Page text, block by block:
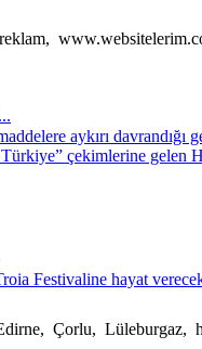
aykırı
çekimlerine gelen
Festivaline hayat
Çorlu, Lüleburgaz,